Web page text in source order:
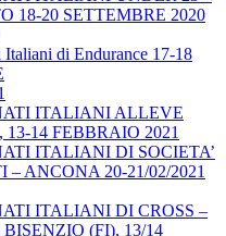
18-20 SETTEMBRE 2020
Italiani di Endurance 17-18
ITALIANI ALLEVE
14 FEBBRAIO 2021
ITALIANI DI SOCIETA’
– ANCONA 20-21/02/2021
ITALIANI DI CROSS –
(FI), 13/14